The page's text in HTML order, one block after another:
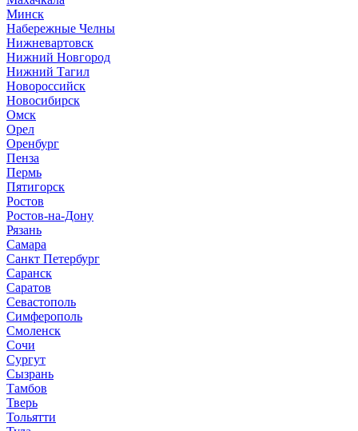
Минск
Набережные Челны
Нижневартовск
Нижний Новгород
Нижний Тагил
Новороссийск
Новосибирск
Омск
Орел
Оренбург
Пенза
Пермь
Пятигорск
Ростов
Ростов-на-Дону
Рязань
Самара
Санкт Петербург
Саранск
Саратов
Севастополь
Симферополь
Смоленск
Сочи
Сургут
Сызрань
Тамбов
Тверь
Тольятти